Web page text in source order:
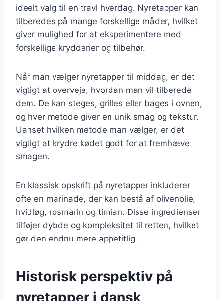
ideelt valg til en travl hverdag. Nyretapper kan
tilberedes på mange forskellige måder, hvilket
giver mulighed for at eksperimentere med
forskellige krydderier og tilbehør.
Når man vælger nyretapper til middag, er det
vigtigt at overveje, hvordan man vil tilberede
dem. De kan steges, grilles eller bages i ovnen,
og hver metode giver en unik smag og tekstur.
Uanset hvilken metode man vælger, er det
vigtigt at krydre kødet godt for at fremhæve
smagen.
En klassisk opskrift på nyretapper inkluderer
ofte en marinade, der kan bestå af olivenolie,
hvidløg, rosmarin og timian. Disse ingredienser
tilføjer dybde og kompleksitet til retten, hvilket
gør den endnu mere appetitlig.
Historisk perspektiv på
nyretapper i dansk